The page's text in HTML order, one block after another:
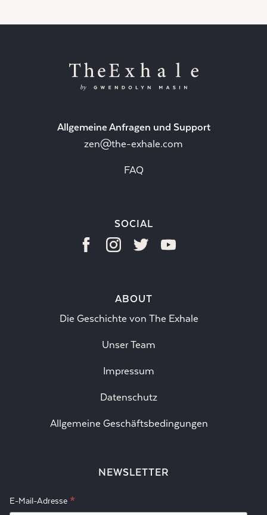
Allgemeine Anfragen und Support
zen@the-exhale.com
FAQ
SOCIAL
ABOUT
Die Geschichte von The Exhale
Unser Team
Impressum
Datenschutz
Allgemeine Geschäftsbedingungen
NEWSLETTER
E-Mail-Adresse *